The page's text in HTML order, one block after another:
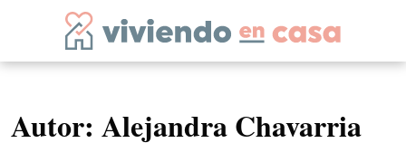
Autor: Alejandra Chavarria